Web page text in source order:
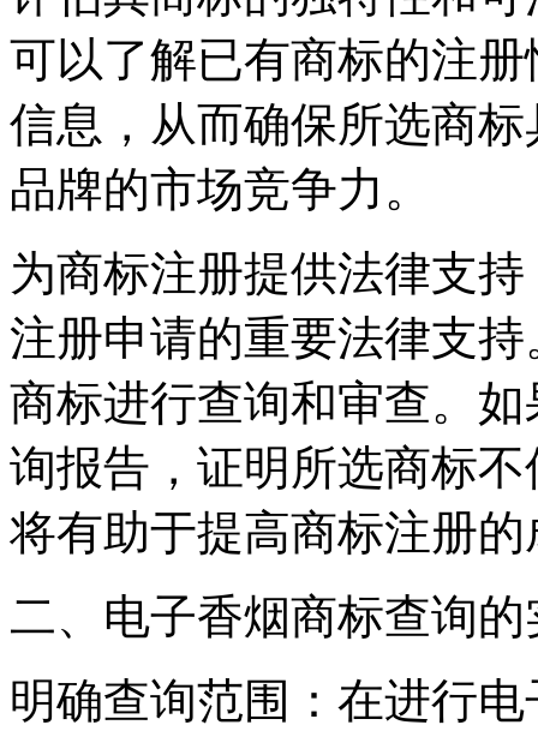
可以了解已有商标的注
信息，从而确保所选商
品牌的市场竞争力。
为商标注册提供法律支
注册申请的重要法律支
商标进行查询和审查。
询报告，证明所选商标
将有助于提高商标注册
二、电子香烟商标查询的
明确查询范围：在进行